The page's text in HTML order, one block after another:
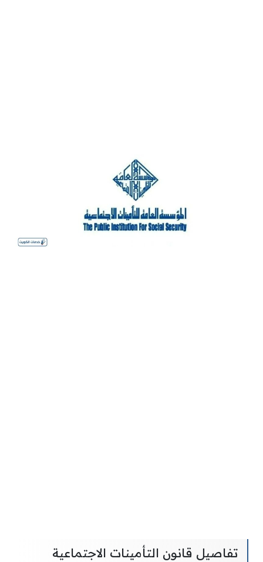
تفاصيل قانون التأمينات الاجتماعية